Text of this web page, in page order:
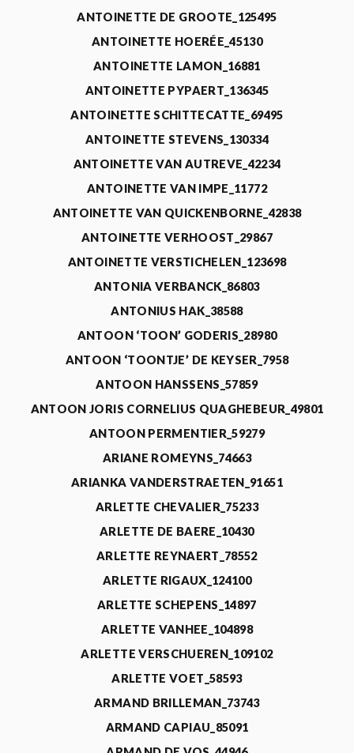
ANTOINETTE DE GROOTE_125495
ANTOINETTE HOERÉE_45130
ANTOINETTE LAMON_16881
ANTOINETTE PYPAERT_136345
ANTOINETTE SCHITTECATTE_69495
ANTOINETTE STEVENS_130334
ANTOINETTE VAN AUTREVE_42234
ANTOINETTE VAN IMPE_11772
ANTOINETTE VAN QUICKENBORNE_42838
ANTOINETTE VERHOOST_29867
ANTOINETTE VERSTICHELEN_123698
ANTONIA VERBANCK_86803
ANTONIUS HAK_38588
ANTOON ‘TOON’ GODERIS_28980
ANTOON ‘TOONTJE’ DE KEYSER_7958
ANTOON HANSSENS_57859
ANTOON JORIS CORNELIUS QUAGHEBEUR_49801
ANTOON PERMENTIER_59279
ARIANE ROMEYNS_74663
ARIANKA VANDERSTRAETEN_91651
ARLETTE CHEVALIER_75233
ARLETTE DE BAERE_10430
ARLETTE REYNAERT_78552
ARLETTE RIGAUX_124100
ARLETTE SCHEPENS_14897
ARLETTE VANHEE_104898
ARLETTE VERSCHUEREN_109102
ARLETTE VOET_58593
ARMAND BRILLEMAN_73743
ARMAND CAPIAU_85091